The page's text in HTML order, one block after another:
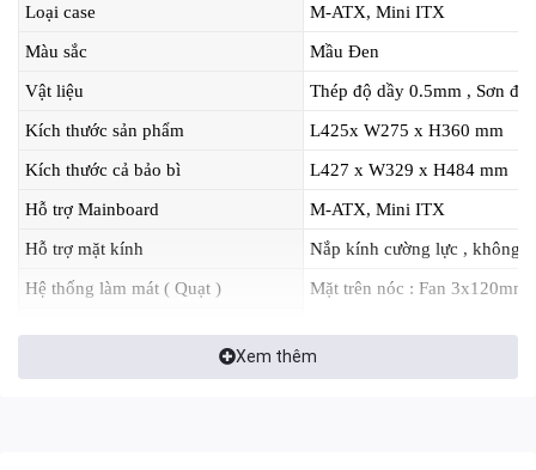
Loại case M-ATX, Mini ITX
Màu sắc Mầu Đen
Vật liệu Thép độ dầy 0.5mm , Sơn
Kích thước sản phẩm L425x W275 x H360 mm
Kích thước cả bảo bì L427 x W329 x H484 mm
Hỗ trợ Mainboard M-ATX, Mini ITX
Hỗ trợ mặt kính Nắp kính cường lực , không
Hệ thống làm mát ( Quạt )
Mặt trên nóc : Fan
Mặt sau : Fan 1x120mm
Xem thêm